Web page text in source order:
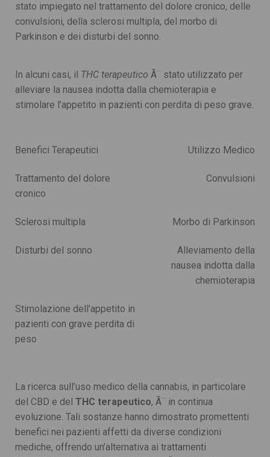
stato impiegato nel trattamento del dolore cronico, delle
convulsioni, della sclerosi multipla, del morbo di
Parkinson e dei disturbi del sonno.
In alcuni casi, il THC terapeutico Ã¨ stato utilizzato per
alleviare la nausea indotta dalla chemioterapia e
stimolare l’appetito in pazienti con perdita di peso grave.
Benefici Terapeutici Utilizzo Medico
Trattamento del dolore
cronico
Convulsioni
Sclerosi multipla Morbo di Parkinson
Disturbi del sonno
Alleviamento della
nausea indotta dalla
chemioterapia
Stimolazione dell’appetito in
pazienti con grave perdita di
peso
La ricerca sull’uso medico della cannabis, in particolare
del CBD e del THC terapeutico, Ã¨ in continua
evoluzione. Tali sostanze hanno dimostrato promettenti
benefici nei pazienti affetti da diverse condizioni
mediche, offrendo un’alternativa ai trattamenti